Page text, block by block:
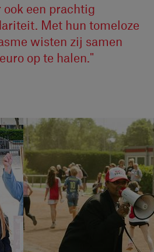
een prachtig
Met hun tomeloze
wisten zij samen
op te halen."